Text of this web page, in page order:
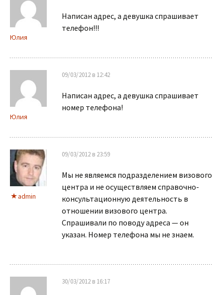
Юлия
Написан адрес, а девушка спрашивает
телефон!!!
Юлия
09/03/2012 в 12:42
Написан адрес, а девушка спрашивает
номер телефона!
admin
09/03/2012 в 23:59
Мы не являемся подразделением визового
центра и не осуществляем справочно-
консультационную деятельность в
отношении визового центра.
Спрашивали по поводу адреса — он
указан. Номер телефона мы не знаем.
30/03/2012 в 16:17